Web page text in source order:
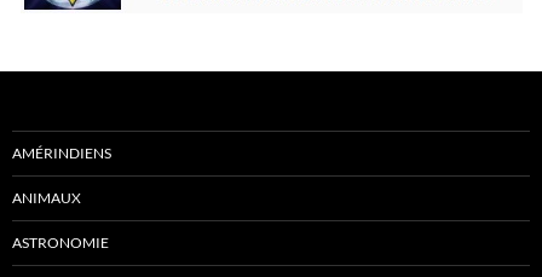
AMÉRINDIENS
ANIMAUX
ASTRONOMIE